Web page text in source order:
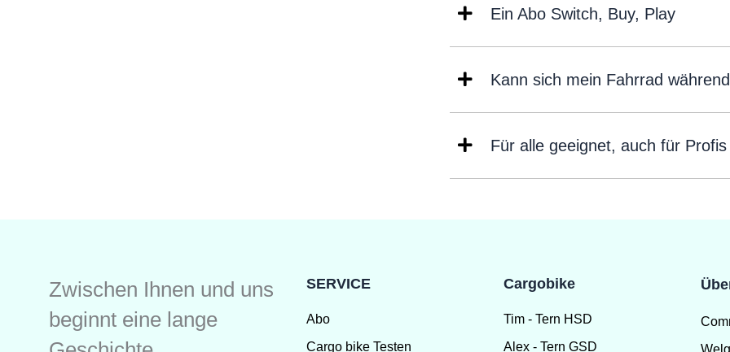
Ein Abo Switch, Buy, Play
Kann sich mein Fahrrad
Für alle geeignet, auch für Profis
Zwischen Ihnen und uns
beginnt eine lange
SERVICE
Abo
Cargo bike Testen
Cargobike
Tim - Tern HSD
Alex - Tern GSD